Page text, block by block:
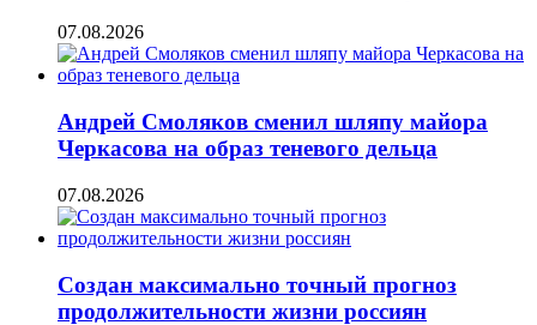
07.08.2026
Андрей Смоляков сменил шляпу майора
Черкасова на образ теневого дельца
07.08.2026
Создан максимально точный прогноз
продолжительности жизни россиян